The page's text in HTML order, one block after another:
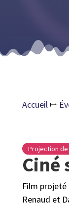
Accueil⥛
Projection
Ciné
Film projeté
Renaud et